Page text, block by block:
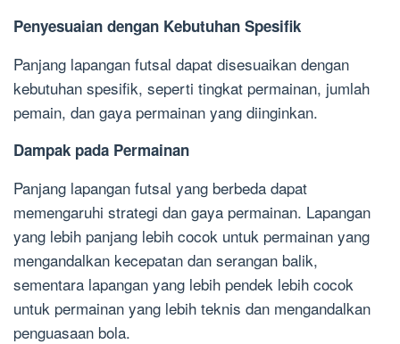
Penyesuaian dengan Kebutuhan Spesifik
Panjang lapangan futsal dapat disesuaikan dengan
kebutuhan spesifik, seperti tingkat permainan, jumlah
pemain, dan gaya permainan yang diinginkan.
Dampak pada Permainan
Panjang lapangan futsal yang berbeda dapat
memengaruhi strategi dan gaya permainan. Lapangan
yang lebih panjang lebih cocok untuk permainan yang
mengandalkan kecepatan dan serangan balik,
sementara lapangan yang lebih pendek lebih cocok
untuk permainan yang lebih teknis dan mengandalkan
penguasaan bola.